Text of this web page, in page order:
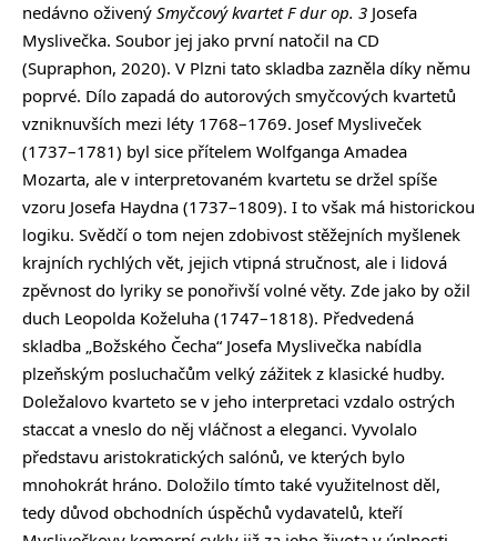
nedávno oživený Smyčcový kvartet F dur op. 3 Josefa
Myslivečka. Soubor jej jako první natočil na CD
(Supraphon, 2020). V Plzni tato skladba zazněla díky němu
poprvé. Dílo zapadá do autorových smyčcových kvartetů
vzniknuvších mezi léty 1768–1769. Josef Mysliveček
(1737–1781) byl sice přítelem Wolfganga Amadea
Mozarta, ale v interpretovaném kvartetu se držel spíše
vzoru Josefa Haydna (1737–1809). I to však má historickou
logiku. Svědčí o tom nejen zdobivost stěžejních myšlenek
krajních rychlých vět, jejich vtipná stručnost, ale i lidová
zpěvnost do lyriky se ponořivší volné věty. Zde jako by ožil
duch Leopolda Koželuha (1747–1818). Předvedená
skladba „Božského Čecha“ Josefa Myslivečka nabídla
plzeňským posluchačům velký zážitek z klasické hudby.
Doležalovo kvarteto se v jeho interpretaci vzdalo ostrých
staccat a vneslo do něj vláčnost a eleganci. Vyvolalo
představu aristokratických salónů, ve kterých bylo
mnohokrát hráno. Doložilo tímto také využitelnost děl,
tedy důvod obchodních úspěchů vydavatelů, kteří